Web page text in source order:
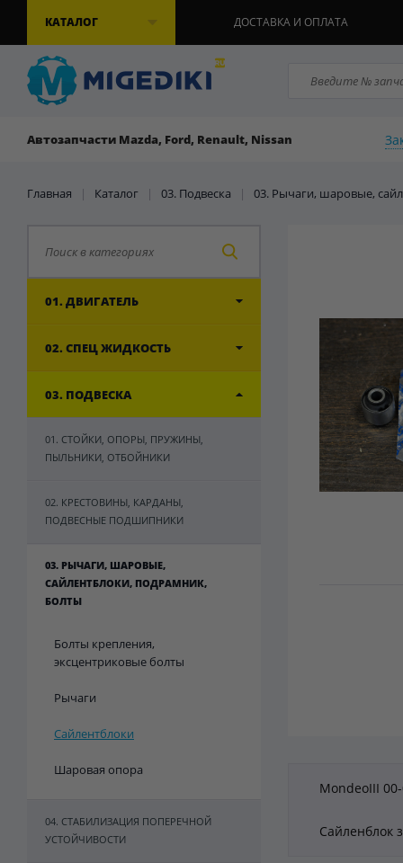
КАТАЛОГ ДОСТАВКА И ОПЛАТА
Автозапчасти Mazda, Ford, Renault, Nissan
Главная | Каталог | 03. Подвеска | 03. Рычаги, шаровые,
01. ДВИГАТЕЛЬ
02. СПЕЦ ЖИДКОСТЬ
03. ПОДВЕСКА
01. СТОЙКИ, ОПОРЫ, ПРУЖИНЫ,
ПЫЛЬНИКИ, ОТБОЙНИКИ
02. КРЕСТОВИНЫ, КАРДАНЫ,
ПОДВЕСНЫЕ ПОДШИПНИКИ
03. РЫЧАГИ, ШАРОВЫЕ,
САЙЛЕНТБЛОКИ, ПОДРАМНИК,
БОЛТЫ
Болты крепления,
эксцентриковые болты
Рычаги
Сайлентблоки
Шаровая опора
04. СТАБИЛИЗАЦИЯ ПОПЕРЕЧНОЙ
УСТОЙЧИВОСТИ
MondeoIII
Сайленблок